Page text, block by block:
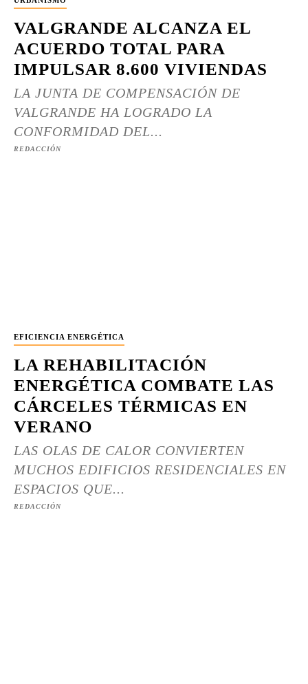
VALGRANDE ALCANZA EL
ACUERDO TOTAL PARA
IMPULSAR 8.600 VIVIENDAS
LA JUNTA DE COMPENSACIÓN DE
VALGRANDE HA LOGRADO LA
CONFORMIDAD DEL...
REDACCIÓN
EFICIENCIA ENERGÉTICA
LA REHABILITACIÓN
ENERGÉTICA COMBATE LAS
CÁRCELES TÉRMICAS EN
VERANO
LAS OLAS DE CALOR CONVIERTEN
MUCHOS EDIFICIOS RESIDENCIALES EN
ESPACIOS QUE...
REDACCIÓN